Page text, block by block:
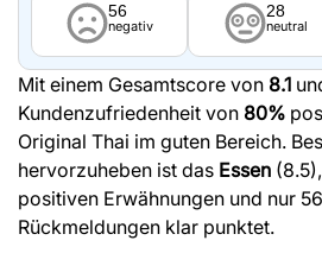
56
negativ
28
neutral
Mit einem Gesamtscore von 8.1
Kundenzufriedenheit von 80%
Original Thai im guten Bereich.
hervorzuheben ist das Essen
positiven Erwähnungen und nur
Rückmeldungen klar punktet.